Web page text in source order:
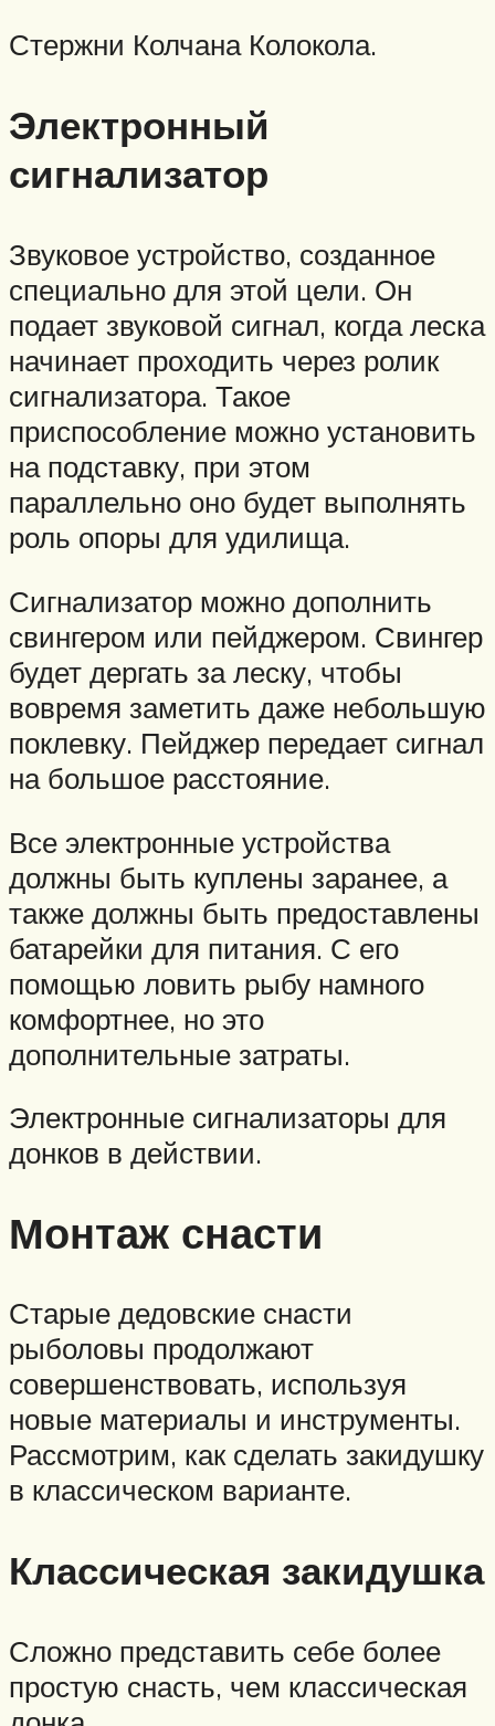
Стержни Колчана Колокола.
Электронный
сигнализатор
Звуковое устройство, созданное
специально для этой цели. Он
подает звуковой сигнал, когда леска
начинает проходить через ролик
сигнализатора. Такое
приспособление можно установить
на подставку, при этом
параллельно оно будет выполнять
роль опоры для удилища.
Сигнализатор можно дополнить
свингером или пейджером. Свингер
будет дергать за леску, чтобы
вовремя заметить даже небольшую
поклевку. Пейджер передает сигнал
на большое расстояние.
Все электронные устройства
должны быть куплены заранее, а
также должны быть предоставлены
батарейки для питания. С его
помощью ловить рыбу намного
комфортнее, но это
дополнительные затраты.
Электронные сигнализаторы для
донков в действии.
Монтаж снасти
Старые дедовские снасти
рыболовы продолжают
совершенствовать, используя
новые материалы и инструменты.
Рассмотрим, как сделать закидушку
в классическом варианте.
Классическая закидушка
Сложно представить себе более
простую снасть, чем классическая